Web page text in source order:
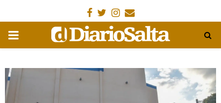
Facebook
Gorjeo
Instagram
Email
MENÚ